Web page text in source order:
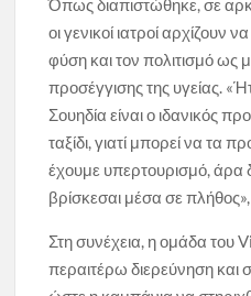
οι γενικοί ιατροί αρχίζουν
φύση και τον πολιτισμό ως
προσέγγισης της υγείας.
Σουηδία είναι ο ιδανικός
ταξίδι, γιατί μπορεί να τα
έχουμε υπερτουρισμό, άρα
βρίσκεσαι μέσα σε πλήθος»,
Στη συνέχεια, η ομάδα
περαιτέρω διερεύνηση και